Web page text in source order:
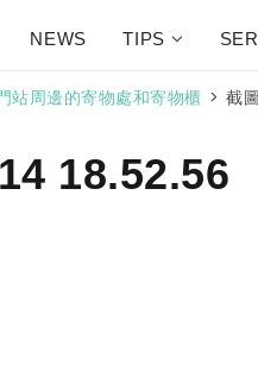
NEWS TIPS
站周邊的寄物處和寄物櫃 > 截
18.52.56